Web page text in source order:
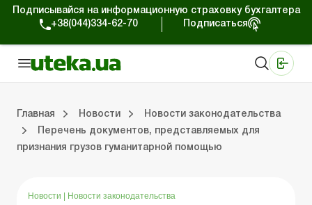
Подписывайся на информационную страховку бухгалтера
+38(044)334-62-70
Подписаться
Главная Новости
Новости законодательства
Перечень документов, представляемых для
признания грузов гуманитарной помощью
Новости Новости законодательства